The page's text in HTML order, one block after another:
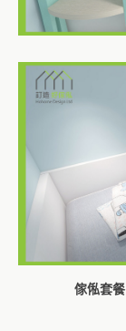
傢俬套餐